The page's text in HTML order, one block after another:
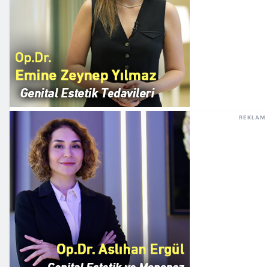
REKLAM